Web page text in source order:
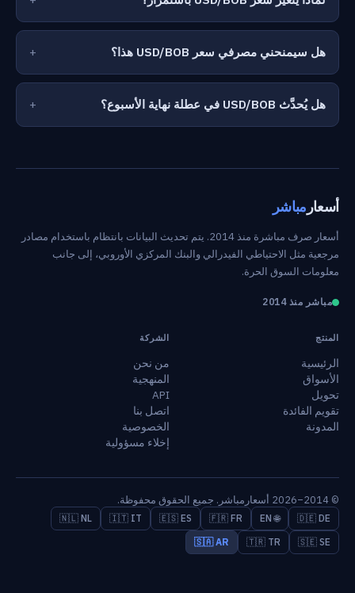
هل سيمنحني مصرفي سعر USD/BOB هذا؟
هل يُحدَّث USD/BOB في عطلة نهاية الأسبوع؟
أسعار مباشر
أسعار صرف مباشرة منذ 2014. يتم تحديث البيانات بانتظام باستخدام مصادر
مرجعية مثل الاحتياطي الفيدرالي والبنك المركزي الأوروبي، إلى جانب
معلومات السوق الحرة.
مباشر منذ 2014
المنتج
الرئيسية
الأسواق
تحويل
تقويم الفائدة
المدونة
الشركة
من نحن
المنهجية
API
اتصل بنا
الخصوصية
إخلاء مسؤولية
© 2014–2026 أسعارمباشر. جميع الحقوق محفوظة.
🇩🇪 DE
🌐 EN
🇫🇷 FR
🇪🇸 ES
🇮🇹 IT
🇳🇱 NL
🇸🇪 SE
🇹🇷 TR
🇸🇦 AR